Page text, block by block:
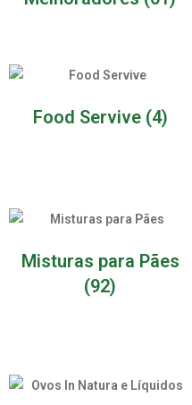
Food Servive (4)
Misturas para Pães
(92)